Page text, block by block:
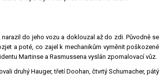
do jeho vozu a doklouzal až do zdi. Původně se
a poté, co zajel k mechanikům vyměnit poškozené
Martinse a Rasmussena vyslán zpomalovací vůz.
druhý Hauger, třetí Doohan, čtvrtý Schumacher, pátý